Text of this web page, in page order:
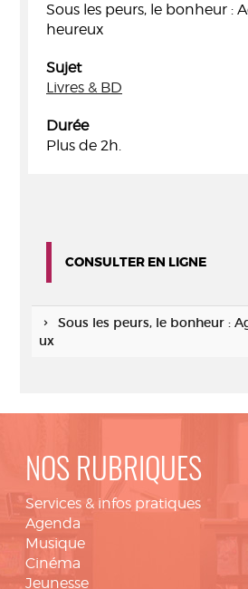
Sous les peurs, le bonheur :
heureux
Sujet
Livres & BD
Durée
Plus de 2h.
CONSULTER EN LIGNE
Sous les peurs, le bonheur :
ux
NOS RUBRIQUES
Services & infos pratiques
Agenda
Musique
Cinéma
Jeunesse